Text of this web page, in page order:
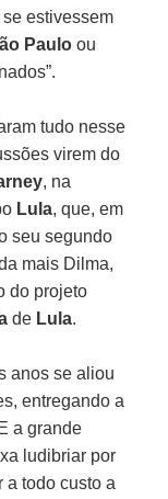
estivessem
Paulo ou
tudo nesse
virem do
, na
Lula, que, em
seu segundo
mais Dilma,
do projeto
de Lula.
anos se aliou
entregando a
a grande
ludibriar por
a todo custo a